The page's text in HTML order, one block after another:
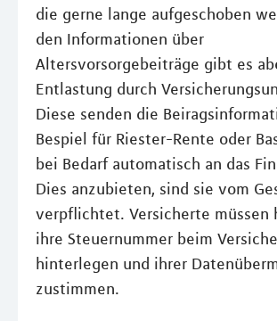
die gerne lange aufgeschoben
den Informationen über
Altersvorsorgebeiträge gibt es
Entlastung durch
Diese senden die
Bespiel für Riester-Rente oder
bei Bedarf automatisch an das
Dies anzubieten, sind sie vom
verpflichtet. Versicherte müssen
ihre Steuernummer beim
hinterlegen und ihrer
zustimmen.